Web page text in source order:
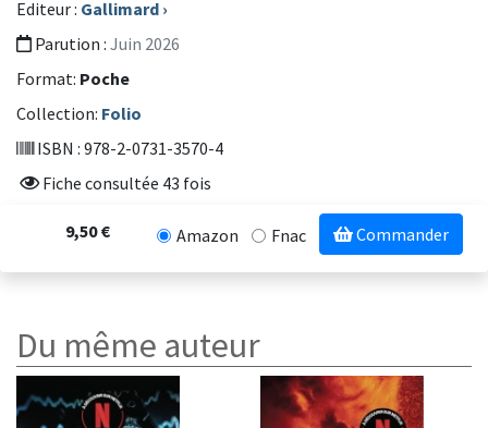
Editeur : Gallimard ›
Parution : Juin 2026
Format: Poche
Collection: Folio
ISBN : 978-2-0731-3570-4
Fiche consultée 43 fois
9,50 € Amazon Fnac Commander
Du même auteur